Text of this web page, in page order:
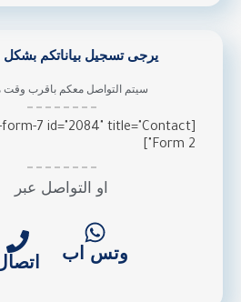
يرجى تسجيل بياناتكم
سيتم التواصل معكم باقرب
form-7 id="2084" title="Contact
Form 2"]
او التواصل عبر
وتس اب